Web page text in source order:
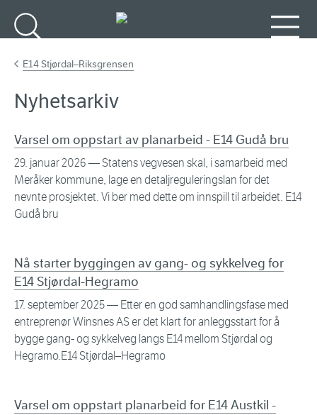
E14 Stjørdal–Riksgrensen
Nyhetsarkiv
Varsel om oppstart av planarbeid - E14 Gudå bru
29. januar 2026 — Statens vegvesen skal, i samarbeid med
Meråker kommune, lage en detaljreguleringslan for det
nevnte prosjektet. Vi ber med dette om innspill til arbeidet. E14
Gudå bru
Nå starter byggingen av gang- og sykkelveg for
E14 Stjørdal-Hegramo
17. september 2025— Etter en god samhandlingsfase med
entreprenør Winsnes AS er det klart for anleggsstart for å
bygge gang- og sykkelveg langs E14 mellom Stjørdal og
Hegramo.E14 Stjørdal–Hegramo
Varsel om oppstart planarbeid for E14 Austkil -